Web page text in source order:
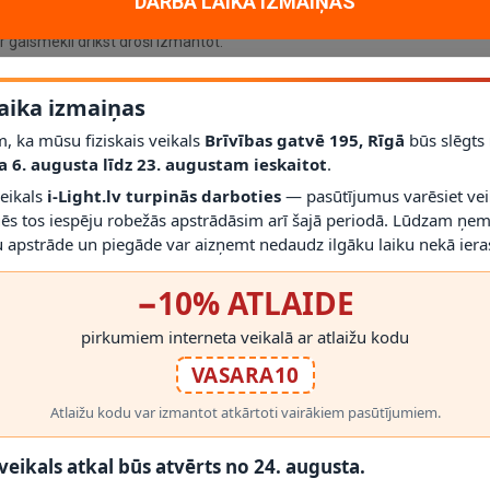
; vienmēr izmantojiet saderīgas spuldzes un dimmerus.
gaismekli drīkst droši izmantot.
Lucide montāžas instrukciju un elektrodrošības prasības.
darbu uzticiet kvalificētam elektriķim.
RĀDĪT VAIRĀK
izmaiņas
ka mūsu fiziskais veikals Brīvības gatvē 195, Rīgā būs slēgts
6. augusta līdz 23. augustam ieskaitot.
i-Light.lv turpinās darboties — pasūtījumus varēsiet
tos iespēju robežās apstrādāsim arī šajā periodā. Lūdzam
apstrāde un piegāde var aizņemt nedaudz ilgāku laiku nekā
−10% ATLAIDE
pirkumiem interneta veikalā ar atlaižu kodu
VASARA10
Atlaižu kodu var izmantot atkārtoti vairākiem pasūtījumiem.
atkal būs atvērts no 24. augusta.